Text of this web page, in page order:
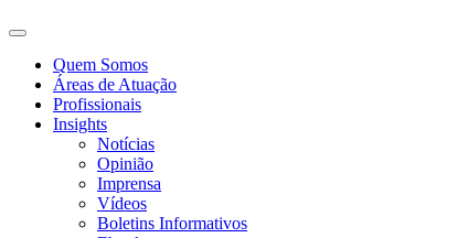
Quem Somos
Áreas de Atuação
Profissionais
Insights
Notícias
Opinião
Imprensa
Vídeos
Boletins Informativos